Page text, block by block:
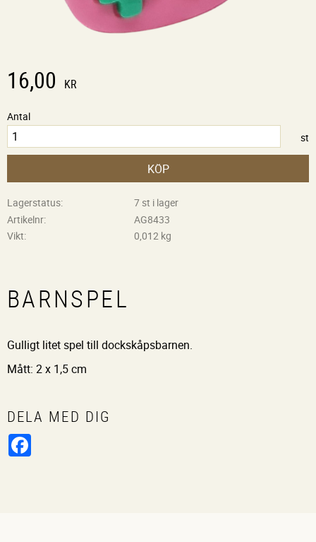
16,00 KR
Antal
st
KÖP
Lagerstatus
7 st i lager
Artikelnr
AG8433
Vikt
0,012 kg
BARNSPEL
Gulligt litet spel till dockskåpsbarnen.
Mått: 2 x 1,5 cm
DELA MED DIG